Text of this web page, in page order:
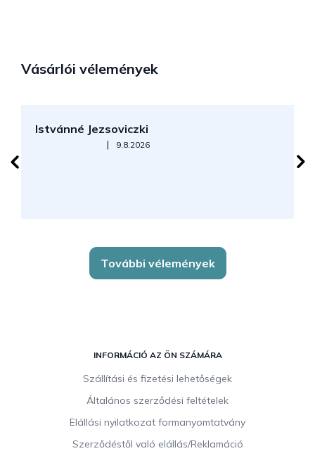
Vásárlói vélemények
Istvánné Jezsoviczki
Az áruház értékelése 5-ből 5 csillag.
| 9.8.2026
További vélemények
INFORMÁCIÓ AZ ÖN SZÁMÁRA
Szállítási és fizetési lehetőségek
Általános szerződési feltételek
Elállási nyilatkozat formanyomtatvány
Szerződéstől való elállás/Reklamáció